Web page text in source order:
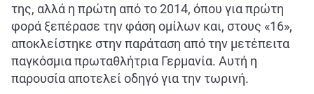
της, αλλά η πρώτη από το 2014, όπου για πρώτη
φορά ξεπέρασε την φάση ομίλων και, στους «16»,
αποκλείστηκε στην παράταση από την μετέπειτα
παγκόσμια πρωταθλήτρια Γερμανία. Αυτή η
παρουσία αποτελεί οδηγό για την τωρινή.